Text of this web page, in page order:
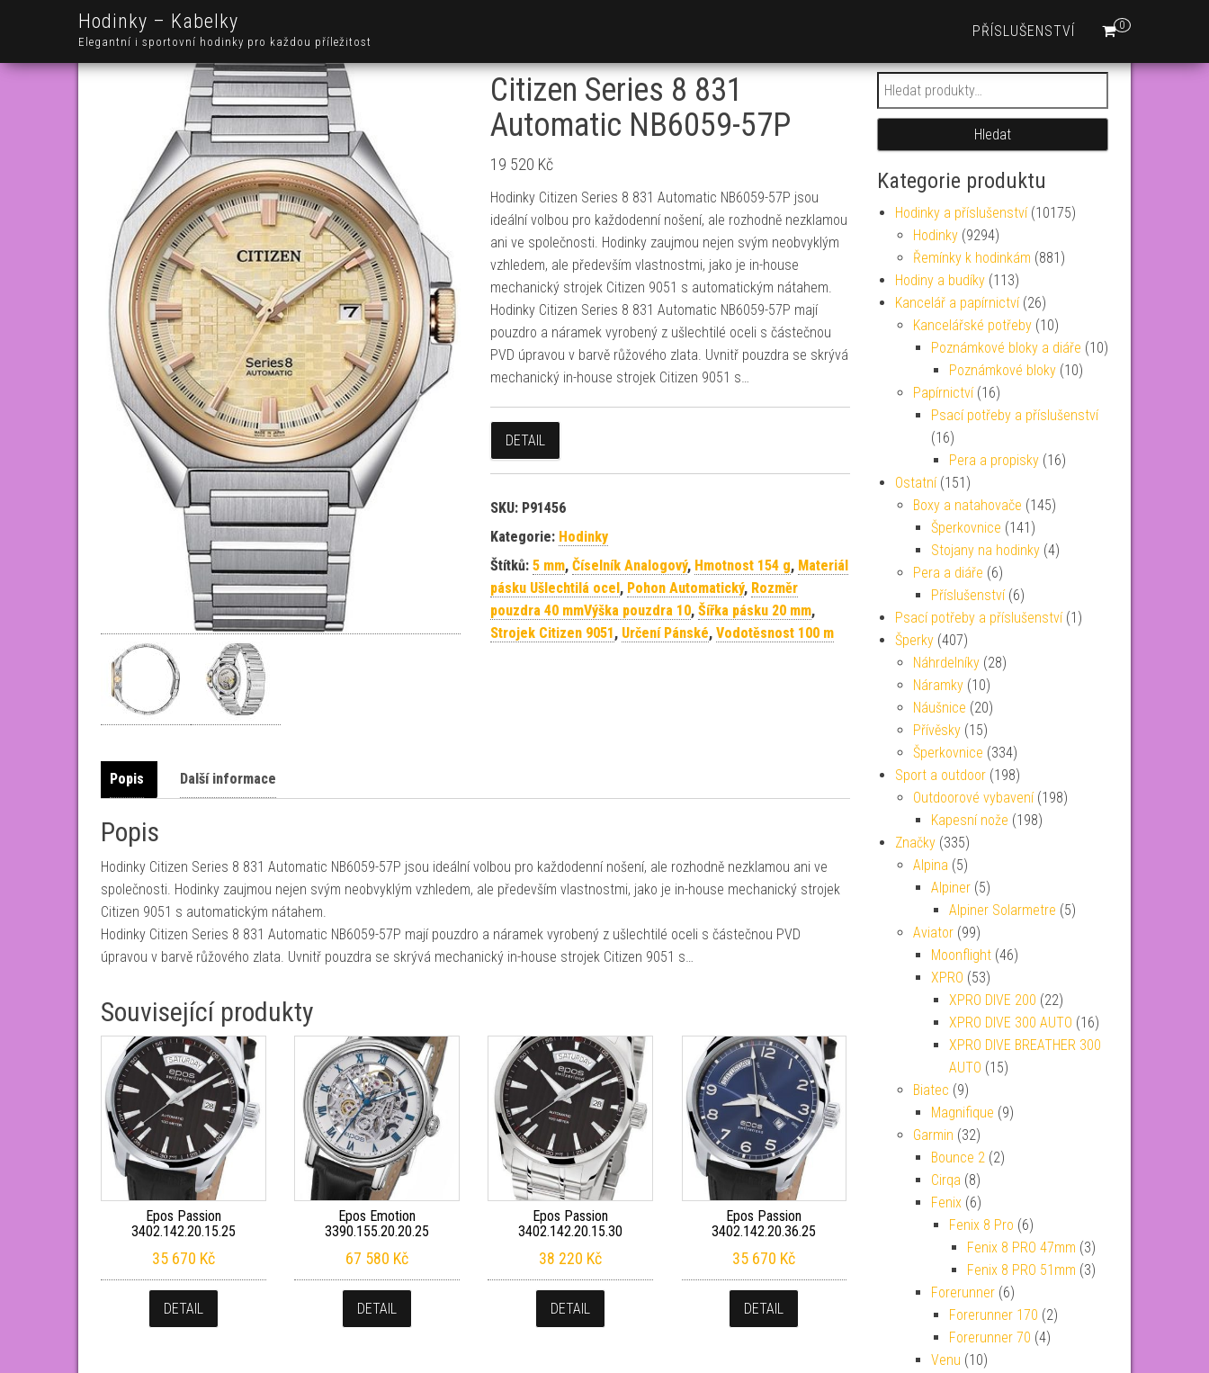
Hodinky – Kabelky
Elegantní i sportovní hodinky pro každou příležitost
0
PŘÍSLUŠENSTVÍ
Citizen Series 8 831
Automatic NB6059-57P
19 520 Kč
Hodinky Citizen Series 8 831 Automatic NB6059-57P jsou
ideální volbou pro každodenní nošení, ale rozhodně nezklamou
ani ve společnosti. Hodinky zaujmou nejen svým neobvyklým
vzhledem, ale především vlastnostmi, jako je in-house
mechanický strojek Citizen 9051 s automatickým nátahem.
Hodinky Citizen Series 8 831 Automatic NB6059-57P mají
pouzdro a náramek vyrobený z ušlechtilé oceli s částečnou
PVD úpravou v barvě růžového zlata. Uvnitř pouzdra se skrývá
mechanický in-house strojek Citizen 9051 s…
DETAIL
SKU: P91456
Kategorie: Hodinky
Štítků: 5 mm, Číselník Analogový, Hmotnost 154 g, Materiál
pásku Ušlechtilá ocel, Pohon Automatický, Rozměr
pouzdra 40 mmVýška pouzdra 10, Šířka pásku 20 mm,
Strojek Citizen 9051, Určení Pánské, Vodotěsnost 100 m
Popis Další informace
Popis
Hodinky Citizen Series 8 831 Automatic NB6059-57P jsou ideální volbou pro každodenní nošení, ale rozhodně nezklamou ani ve
společnosti. Hodinky zaujmou nejen svým neobvyklým vzhledem, ale především vlastnostmi, jako je in-house mechanický strojek
Citizen 9051 s automatickým nátahem.
Hodinky Citizen Series 8 831 Automatic NB6059-57P mají pouzdro a náramek vyrobený z ušlechtilé oceli s částečnou PVD
úpravou v barvě růžového zlata. Uvnitř pouzdra se skrývá mechanický in-house strojek Citizen 9051 s…
Související produkty
Epos Passion
3402.142.20.15.25
35 670 Kč
DETAIL
Epos Emotion
3390.155.20.20.25
67 580 Kč
DETAIL
Epos Passion
3402.142.20.15.30
38 220 Kč
DETAIL
Epos Passion
3402.142.20.36.25
35 670 Kč
DETAIL
Hledat:
Hledat
Kategorie produktu
Hodinky a příslušenství (10175)
Hodinky (9294)
Řemínky k hodinkám (881)
Hodiny a budíky (113)
Kancelář a papírnictví (26)
Kancelářské potřeby (10)
Poznámkové bloky a diáře (10)
Poznámkové bloky (10)
Papírnictví (16)
Psací potřeby a příslušenství
(16)
Pera a propisky (16)
Ostatní (151)
Boxy a natahovače (145)
Šperkovnice (141)
Stojany na hodinky (4)
Pera a diáře (6)
Příslušenství (6)
Psací potřeby a příslušenství (1)
Šperky (407)
Náhrdelníky (28)
Náramky (10)
Náušnice (20)
Přívěsky (15)
Šperkovnice (334)
Sport a outdoor (198)
Outdoorové vybavení (198)
Kapesní nože (198)
Značky (335)
Alpina (5)
Alpiner (5)
Alpiner Solarmetre (5)
Aviator (99)
Moonflight (46)
XPRO (53)
XPRO DIVE 200 (22)
XPRO DIVE 300 AUTO (16)
XPRO DIVE BREATHER 300
AUTO (15)
Biatec (9)
Magnifique (9)
Garmin (32)
Bounce 2 (2)
Cirqa (8)
Fenix (6)
Fenix 8 Pro (6)
Fenix 8 PRO 47mm (3)
Fenix 8 PRO 51mm (3)
Forerunner (6)
Forerunner 170 (2)
Forerunner 70 (4)
Venu (10)